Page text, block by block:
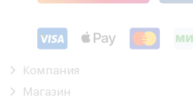
Компания
Магазин